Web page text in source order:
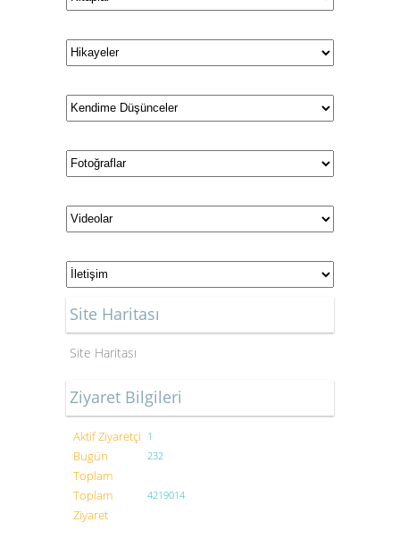
Site Haritası
Site Haritası
Ziyaret Bilgileri
Aktif Ziyaretçi 1
Bugün
Toplam
232
Toplam
Ziyaret
4219014